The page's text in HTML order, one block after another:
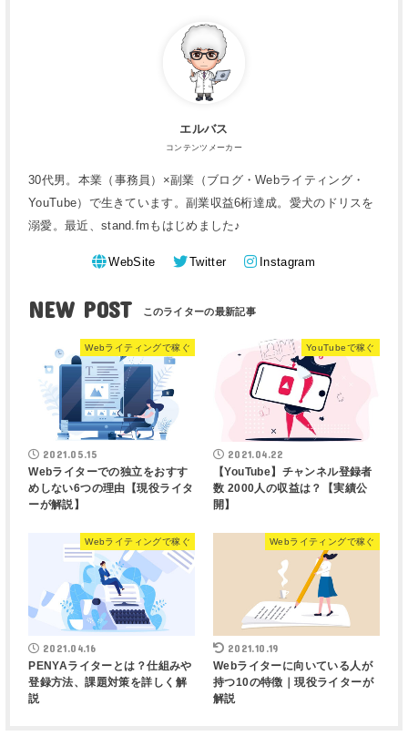
エルバス
コンテンツメーカー
30代男。本業（事務員）×副業（ブログ・Webライティング・
YouTube）で生きています。副業収益6桁達成。愛犬のドリスを
溺愛。最近、stand.fmもはじめました♪
WebSite Twitter Instagram
NEW POST
Webライティングで稼ぐ
2021.05.15
Webライターでの独立をおすす
めしない6つの理由【現役ライタ
ーが解説】
YouTubeで稼ぐ
2021.04.22
【YouTube】チャンネル登録者
数 2000人の収益は？【実績公
開】
Webライティングで稼ぐ
2021.04.16
PENYAライターとは？仕組みや
登録方法、課題対策を詳しく解
説
Webライティングで稼ぐ
2021.10.19
Webライターに向いている人が
持つ10の特徴｜現役ライターが
解説